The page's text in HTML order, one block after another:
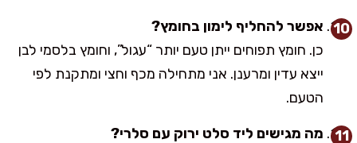
אפשר להחליף לימון בחומץ?
כן. חומץ תפוחים ייתן טעם יותר “עגול”, וחומץ בלסמי לבן
ייצא עדין ומרענן. אני מתחילה מכף וחצי ומתקנת לפי
הטעם.
מה מגישים ליד סלט ירוק עם סלרי?